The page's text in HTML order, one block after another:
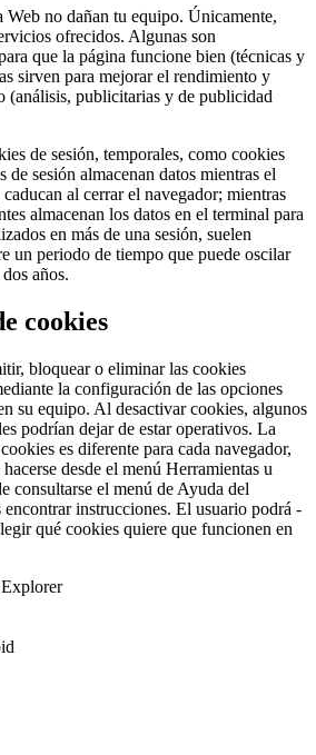
no dañan tu equipo. Únicamente,
ofrecidos. Algunas son
que la página funcione bien (técnicas y
sirven para mejorar el rendimiento y
(análisis, publicitarias y de publicidad
de sesión, temporales, como cookies
de sesión almacenan datos mientras el
al cerrar el navegador; mientras
almacenan los datos en el terminal para
en más de una sesión, suelen
un periodo de tiempo que puede oscilar
años.
cookies
bloquear o eliminar las cookies
la configuración de las opciones
su equipo. Al desactivar cookies, algunos
podrían dejar de estar operativos. La
es diferente para cada navegador,
desde el menú Herramientas u
consultarse el menú de Ayuda del
encontrar instrucciones. El usuario podrá -
qué cookies quiere que funcionen en